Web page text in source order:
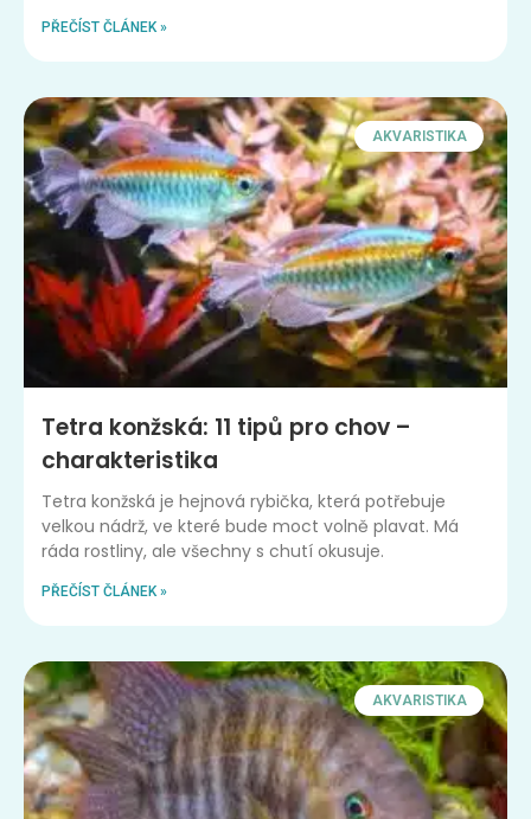
PŘEČÍST ČLÁNEK »
AKVARISTIKA
Tetra konžská: 11 tipů pro chov –
charakteristika
Tetra konžská je hejnová rybička, která potřebuje
velkou nádrž, ve které bude moct volně plavat. Má
ráda rostliny, ale všechny s chutí okusuje.
PŘEČÍST ČLÁNEK »
AKVARISTIKA